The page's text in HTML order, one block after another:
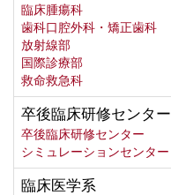
臨床腫瘍科
歯科口腔外科・矯正歯科
放射線部
国際診療部
救命救急科
卒後臨床研修センター
卒後臨床研修センター
シミュレーションセンター
臨床医学系